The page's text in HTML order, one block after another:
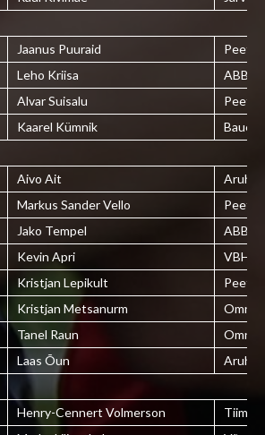
Jaanus Puuraid
Peetri
Leho Kriisa
ABB
Alvar Suisalu
Peetri
Kaarel Kümnik
Bauest
Aivo Ait
Markus Sander Vello
Peetri
Jako Tempel
ABB
Kevin Apri
VBH
Kristjan Lepikult
Peetri
Kristjan Metsanurm
Tanel Raun
Laas Õun
Henry-Cennert Volmerson
Tiim